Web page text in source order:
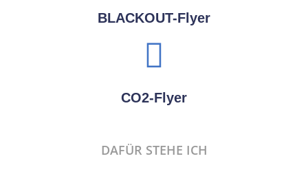
BLACKOUT-Flyer
CO2-Flyer
DAFÜR STEHE ICH